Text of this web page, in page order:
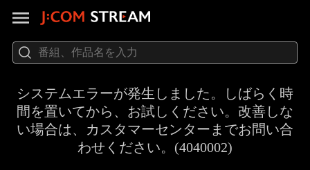
システムエラーが発生しました。しばらく時
間を置いてから、お試しください。改善しな
い場合は、カスタマーセンターまでお問い合
わせください。(4040002)